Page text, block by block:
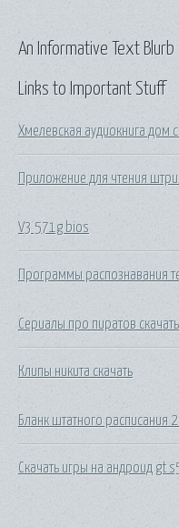
Links to Important Stuff
Хмелевская аудиокнига дом
Приложение для чтения
V3 571g bios
Программы распознавания
Сериалы про пиратов
Клипы никита скачать
Бланк штатного расписания
Скачать игры на андроид gt
An Informative Text Blurb